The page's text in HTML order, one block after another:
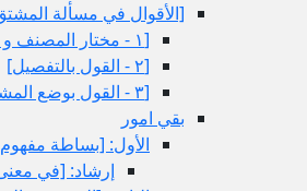
[الأقوال في مسألة
[١ - مختار المصنف و أدلته‏]
[٢ - القول بالتفصيل‏]
[٣ - القول بوضع المشتق للأعم‏]
بقي امور
الأول: [بساطة
إرشاد: [في